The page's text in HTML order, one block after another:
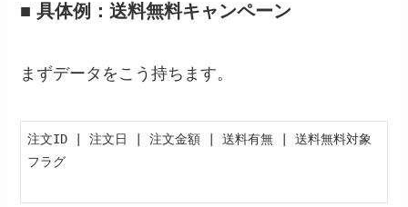
■ 具体例：送料無料キャンペーン
まずデータをこう持ちます。
注文ID | 注文日 | 注文金額 | 送料有無 | 送料無料対象
フラグ